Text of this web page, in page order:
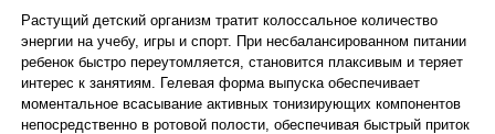
Растущий детский организм тратит колоссальное количество
энергии на учебу, игры и спорт. При несбалансированном питании
ребенок быстро переутомляется, становится плаксивым и теряет
интерес к занятиям. Гелевая форма выпуска обеспечивает
моментальное всасывание активных тонизирующих компонентов
непосредственно в ротовой полости, обеспечивая быстрый приток